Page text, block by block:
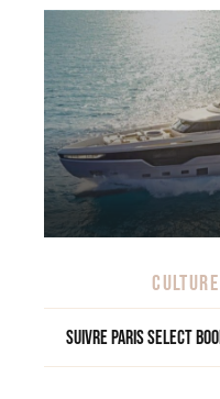
Suivre Paris Select